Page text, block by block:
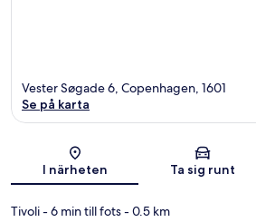
Karta
Vester Søgade 6, Copenhagen, 1601
Se på karta
I närheten Ta sig runt
Tivoli- 6 min till fots- 0.5 km